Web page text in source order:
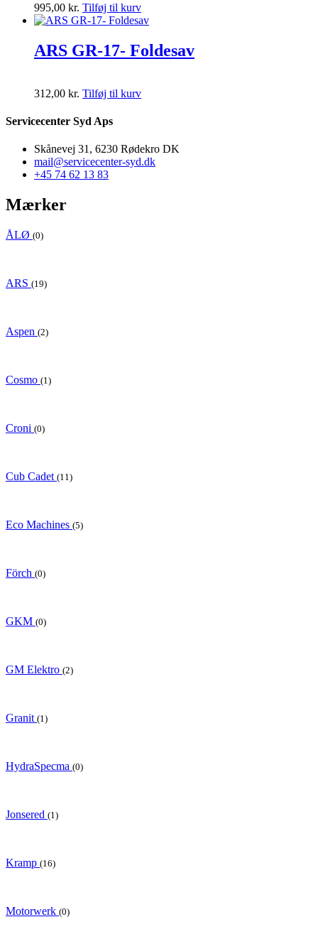
995,00 kr. Tilføj til kurv
ARS GR-17- Foldesav
312,00 kr. Tilføj til kurv
Servicecenter Syd Aps
Skånevej 31, 6230 Rødekro DK
mail@servicecenter-syd.dk
+45 74 62 13 83
Mærker
ÅLØ (0)
ARS (19)
Aspen (2)
Cosmo (1)
Croni (0)
Cub Cadet (11)
Eco Machines (5)
Förch (0)
GKM (0)
GM Elektro (2)
Granit (1)
HydraSpecma (0)
Jonsered (1)
Kramp (16)
Motorwerk (0)